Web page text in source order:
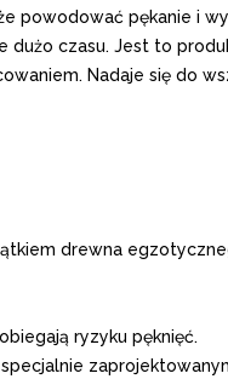
powodować pękanie i
dużo czasu. Jest to
Nadaje się do
drewna
ryzyku pęknięć.